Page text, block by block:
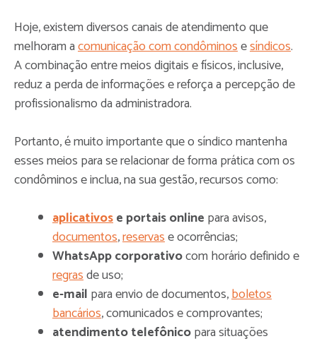
Hoje, existem diversos canais de atendimento que
melhoram acomunicação com condôminosesíndicos.
A combinação entre meios digitais e físicos, inclusive,
reduz a perda de informações e reforça a percepção de
profissionalismo da administradora.
Portanto, é muito importante que o síndico mantenha
esses meios para se relacionar de forma prática com os
condôminos e inclua, na sua gestão, recursos como:
aplicativose portais online para avisos,
documentos,reservase ocorrências;
WhatsApp corporativocom horário definido e
regrasde uso;
e-mail para envio de documentos,boletos
bancários, comunicados e comprovantes;
atendimento telefônicopara situações